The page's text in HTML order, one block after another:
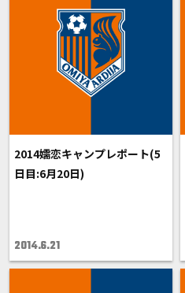
2014嬬恋キャンプレポート(5
日目:6月20日)
2014.6.21